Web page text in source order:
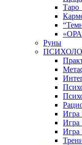
Руны
Игра
Игра
Игра